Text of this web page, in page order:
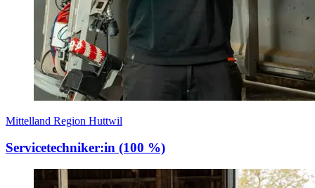
Mittelland Region Huttwil
Servicetechniker:in (100 %)